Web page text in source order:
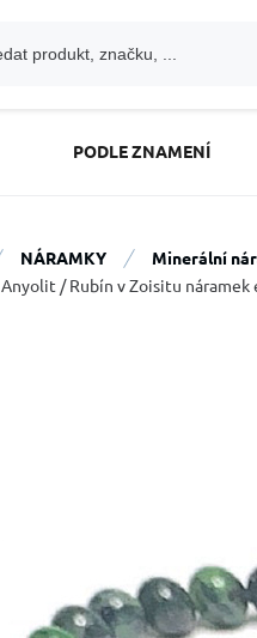
PODLE ZNAMENÍ
NÁRAMKY
Minerální
Anyolit / Rubín v Zoisitu náramek